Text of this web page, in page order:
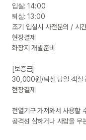
입실: 14:00
퇴실: 13:00
조기 입실시 사전문의 / 시
현장결제
화장지 개별준비
[보증금]
30,000원/퇴실 당일 객실
현장결제
전열기구 가져와서 사용할
공격성 심하거나 사람을 무